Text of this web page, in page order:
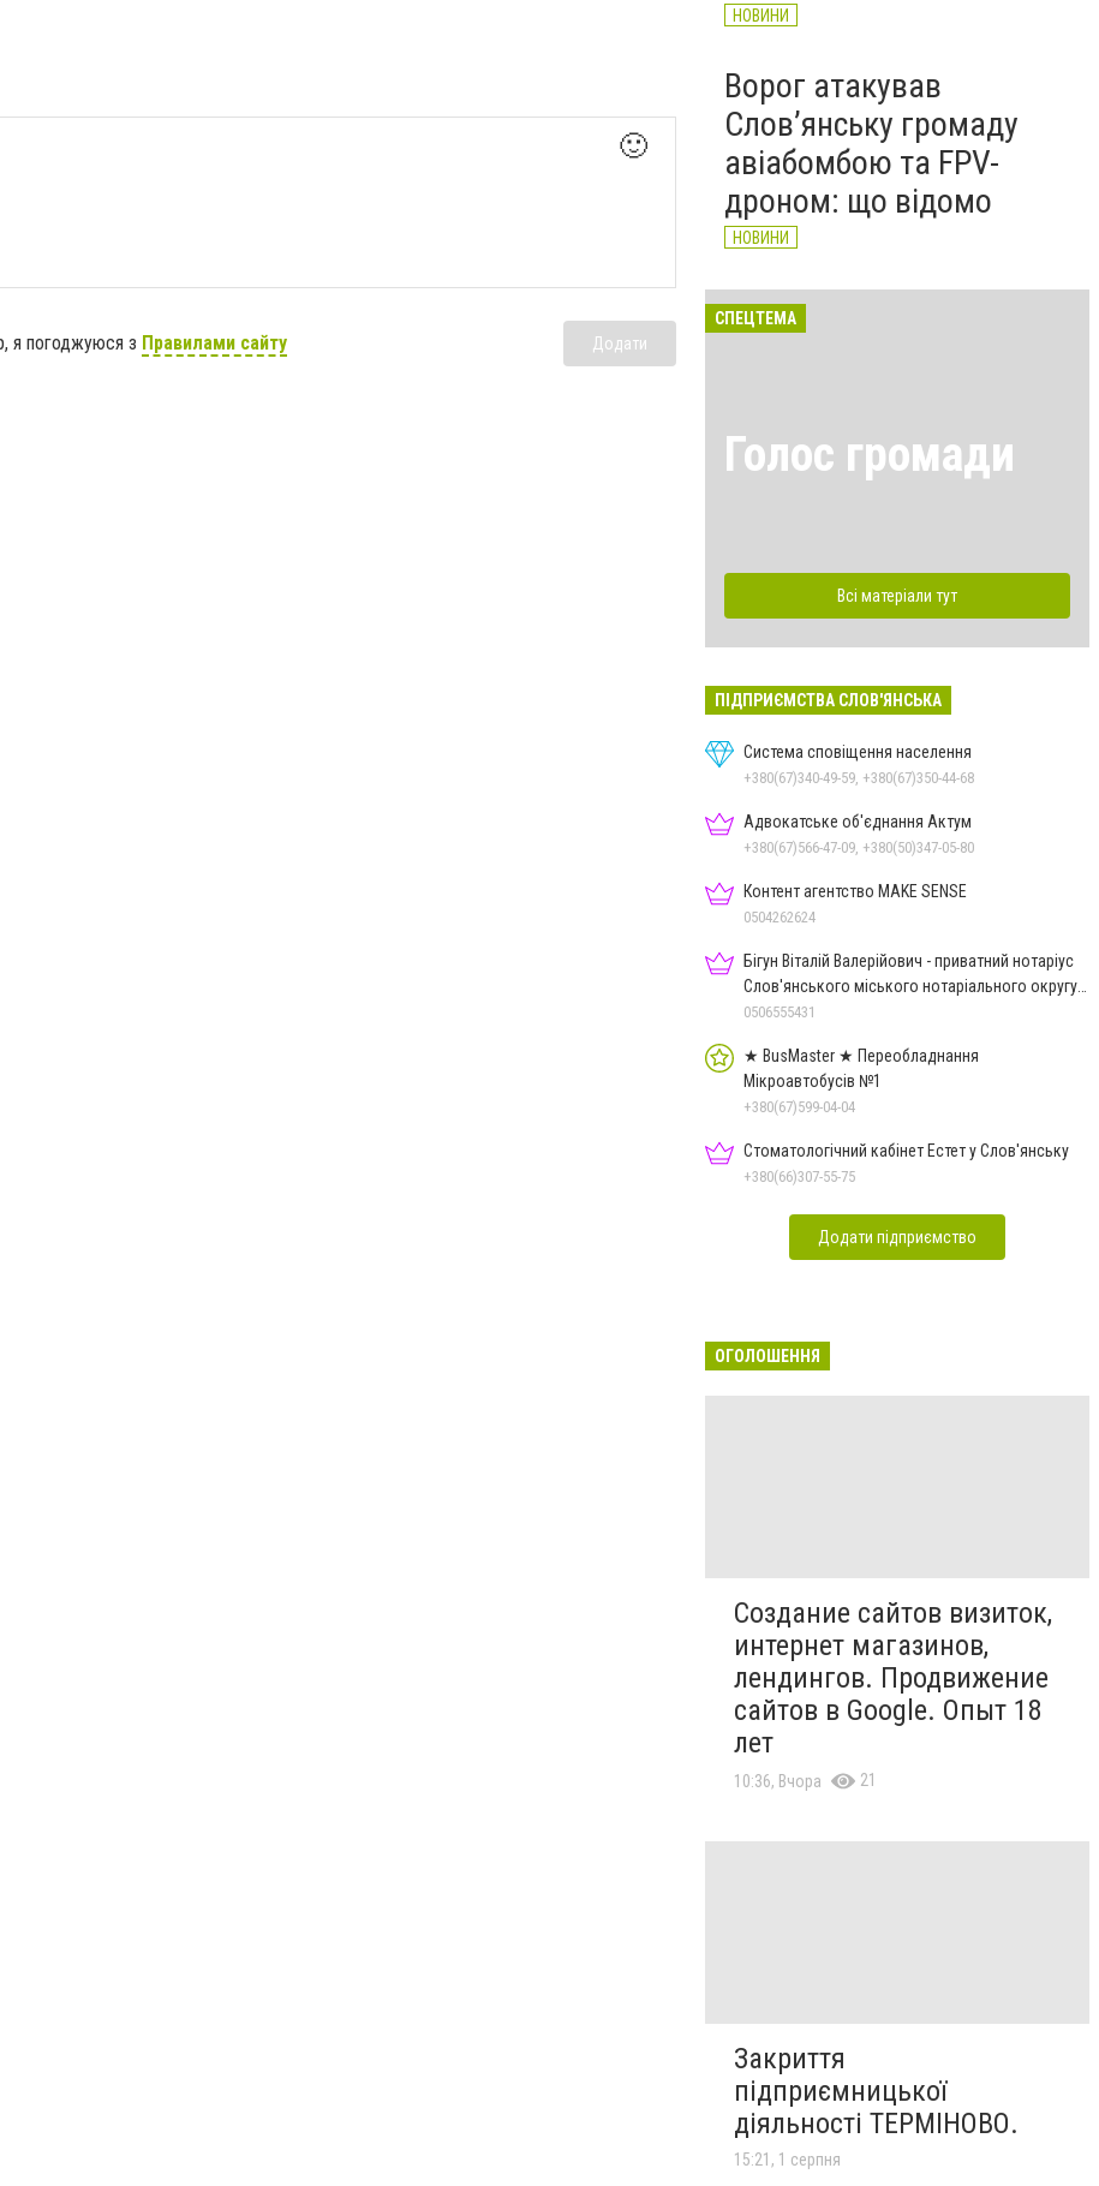
🙂
я погоджуюся з Правилами сайту Додати
НОВИНИ
Ворог атакував
Слов’янську громаду
авіабомбою та FPV-
дроном: що відомо
НОВИНИ
СПЕЦТЕМА
Голос громади
Всі матеріали тут
ПІДПРИЄМСТВА СЛОВ'ЯНСЬКА
Система сповіщення населення
+380(67)340-49-59, +380(67)350-44-68
Адвокатське об'єднання Актум
+380(67)566-47-09, +380(50)347-05-80
Контент агентство MAKE SENSE
0504262624
Бігун Віталій Валерійович - приватний нотаріус
Слов'янського міського нотаріального округу
Дон.обл.
0506555431
★ BusMaster ★ Переобладнання
Мікроавтобусів №1
+380(67)599-04-04
Стоматологічний кабінет Естет у Слов'янську
+380(66)307-55-75
Додати підприємство
ОГОЛОШЕННЯ
Создание сайтов визиток,
интернет магазинов,
лендингов. Продвижение
сайтов в Google. Опыт 18
лет
10:36, Вчора 21
Закриття
підприємницької
діяльності ТЕРМІНОВО.
15:21, 1 серпня